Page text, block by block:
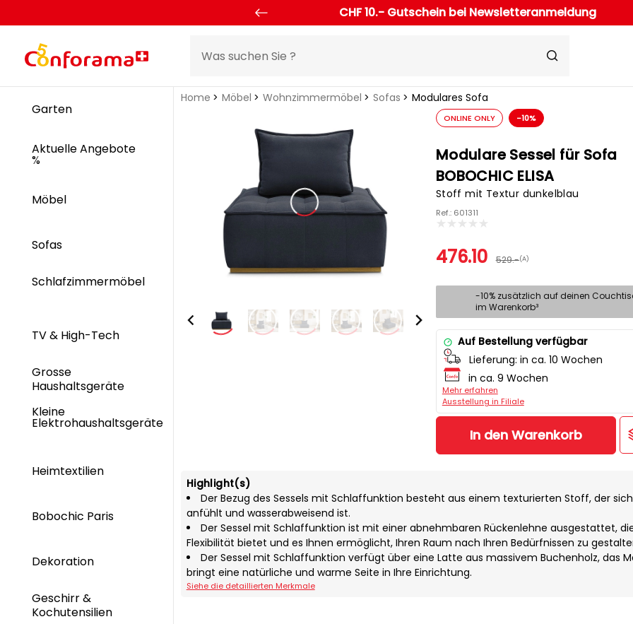
CHF 10.- Gutschein bei Newsletteranmeldung
Garten
Aktuelle Angebote
%
Möbel
Sofas
Schlafzimmermöbel
TV & High-Tech
Grosse
Haushaltsgeräte
Kleine
Elektrohaushaltsgeräte
Heimtextilien
Bobochic Paris
Dekoration
Geschirr &
Kochutensilien
Home Möbel Wohnzimmermöbel Sofas Modulares Sofa
ONLINE ONLY -10%
Modulare Sessel für Sofa
BOBOCHIC ELISA
Stoff mit Textur dunkelblau
Ref.: 601311
476.10 529.-(A)
-10% zusätzlich auf deinen
im Warenkorb³
Auf Bestellung verfügbar
Lieferung: in ca. 10 Wochen
in ca. 9 Wochen
Mehr erfahren
Ausstellung in Filiale
In den Warenkorb
Highlight(s)
Der Bezug des Sessels mit Schlaffunktion besteht aus einem texturierten Stoff, der
anfühlt und wasserabweisend ist.
Der Sessel mit Schlaffunktion ist mit einer abnehmbaren Rückenlehne ausgestattet,
Flexibilität bietet und es Ihnen ermöglicht, Ihren Raum nach Ihren Bedürfnissen zu
Der Sessel mit Schlaffunktion verfügt über eine Latte aus massivem Buchenholz, das
bringt eine natürliche und warme Seite in Ihre Einrichtung.
Siehe die detaillierten Merkmale